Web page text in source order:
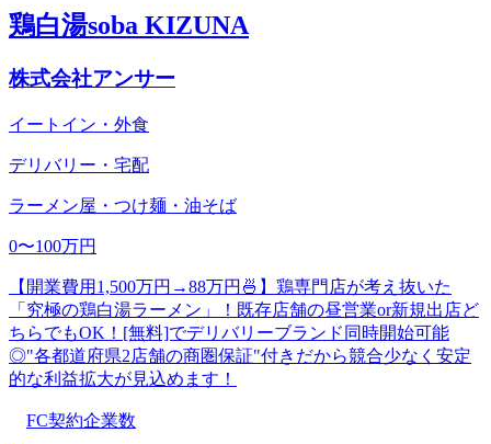
鶏白湯soba KIZUNA
株式会社アンサー
イートイン・外食
デリバリー・宅配
ラーメン屋・つけ麺・油そば
0〜100万円
【開業費用1,500万円→88万円🍜】鶏専門店が考え抜いた
「究極の鶏白湯ラーメン」！既存店舗の昼営業or新規出店ど
ちらでもOK！[無料]でデリバリーブランド同時開始可能
◎"各都道府県2店舗の商圏保証"付きだから競合少なく安定
的な利益拡大が見込めます！
FC契約企業数